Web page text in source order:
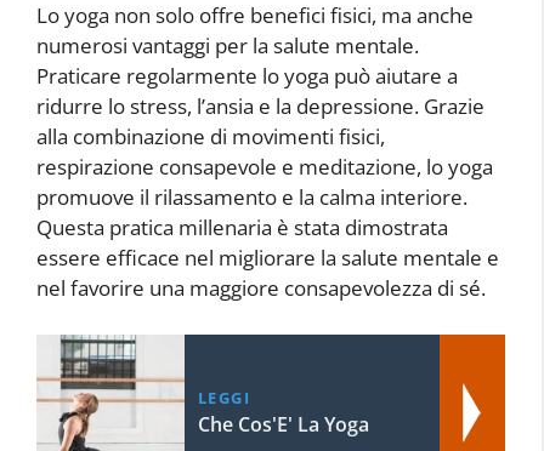
Lo yoga non solo offre benefici fisici, ma anche
numerosi vantaggi per la salute mentale.
Praticare regolarmente lo yoga può aiutare a
ridurre lo stress, l’ansia e la depressione. Grazie
alla combinazione di movimenti fisici,
respirazione consapevole e meditazione, lo yoga
promuove il rilassamento e la calma interiore.
Questa pratica millenaria è stata dimostrata
essere efficace nel migliorare la salute mentale e
nel favorire una maggiore consapevolezza di sé.
LEGGI
Che Cos'E' La Yoga